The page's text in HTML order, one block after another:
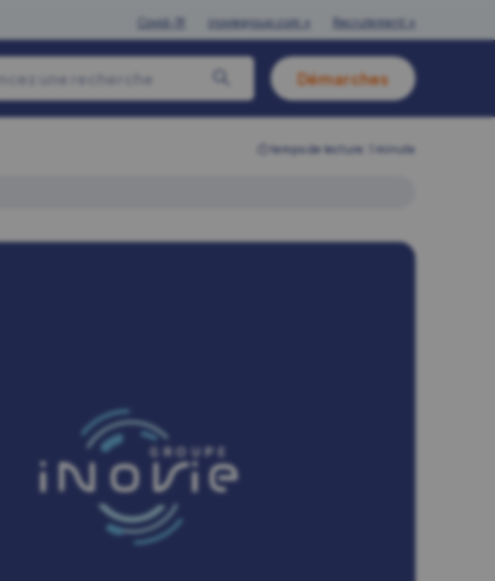
Covid-19 inoviegroup.com ↗ Recrutement ↗
Démarches
⏱︎ temps de lecture: 1 minute